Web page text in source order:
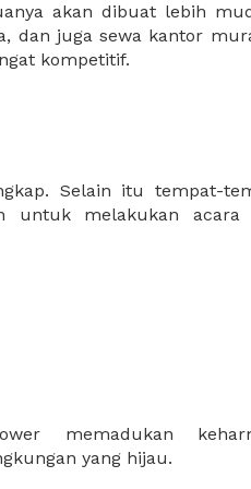
kompetitif.
yang hijau.